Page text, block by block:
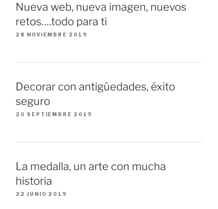
Nueva web, nueva imagen, nuevos
retos….todo para ti
28 NOVIEMBRE 2019
Decorar con antigüedades, éxito
seguro
20 SEPTIEMBRE 2019
La medalla, un arte con mucha
historia
22 JUNIO 2019